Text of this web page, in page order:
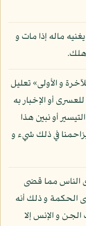
ماله إذا مات و
هلك.
و الأولى» تعليل
أو الإخبار به
أو نبين هذا
في ذلك شيء و
الناس مما قضى
الحكمة و ذلك أنه
و الإنس إلا